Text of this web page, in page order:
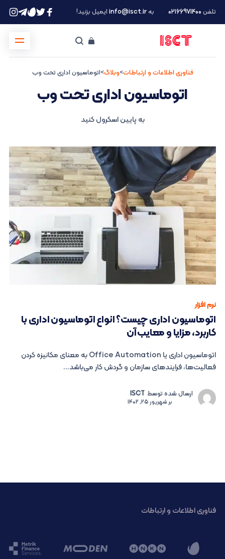
تلفن ۰۲۱66971400 بهinfo@isct.irایمیل بزنید!
فناوری اطلاعات و ارتباطات>وبلاگ>اتوماسیون اداری تحت وب
اتوماسیون اداری تحت وب
به پایین اسکرول کنید
نرم افزار
اتوماسیون اداری چیست؟ انواع اتوماسیون اداری با
کاربرد، مزایا و معایب آن
اتوماسیون اداری یا Office Automation به معنای مکانیزه کردن
فعالیت‌ها، فرایندهای سازمان و گردش کار می‌باشد...
ارسال شده توسط ISCT
بر شهریور 25, 1402
فناوری اطلاعات و ارتباطات